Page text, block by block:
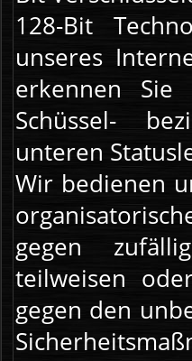
128-Bit
unseres
erkennen Sie
Schüssel-
unteren
Wir bedienen
gegen
teilweisen
gegen den